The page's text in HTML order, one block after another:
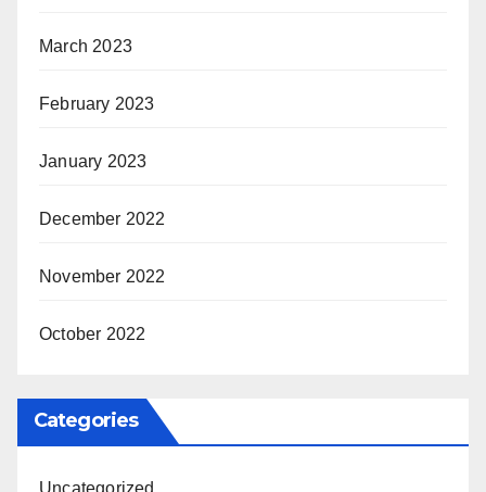
March 2023
February 2023
January 2023
December 2022
November 2022
October 2022
Categories